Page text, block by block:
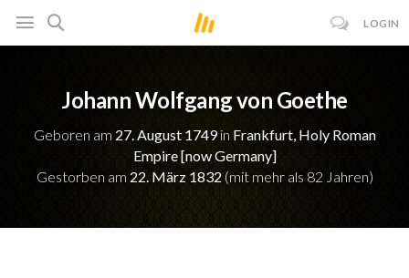
LOGIN
Johann Wolfgang von Goethe
Geboren am 27. August 1749in Frankfurt, Holy Roman
Empire [now Germany]
Gestorben am 22. März 1832 (mit mehr als 82 Jahren)